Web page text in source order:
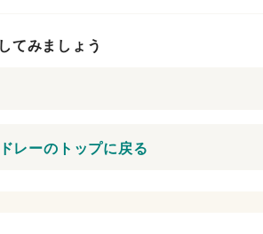
てみましょう
レーのトップに戻る